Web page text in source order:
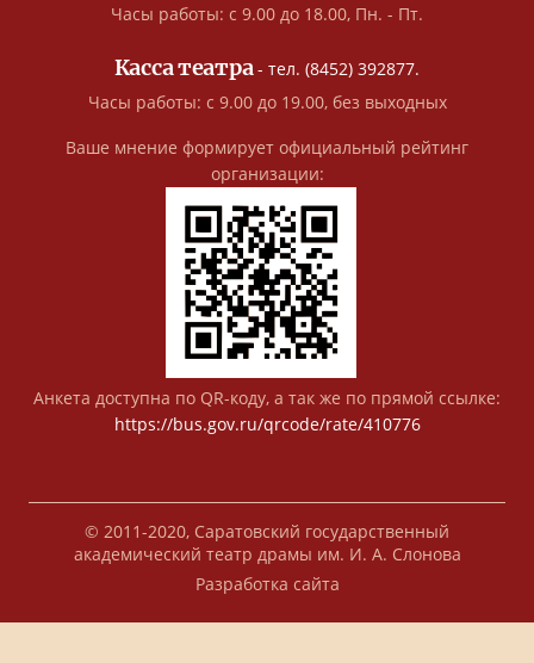
Часы работы: с 9.00 до 18.00, Пн. - Пт.
Касса театра- тел. (8452) 392877.
Часы работы: с 9.00 до 19.00, без выходных
Ваше мнение формирует официальный рейтинг
организации:
Анкета доступна по QR-коду, а так же по прямой ссылке:
https://bus.gov.ru/qrcode/rate/410776
© 2011-2020, Саратовский государственный
академический театр драмы им. И. А. Слонова
Разработка сайта